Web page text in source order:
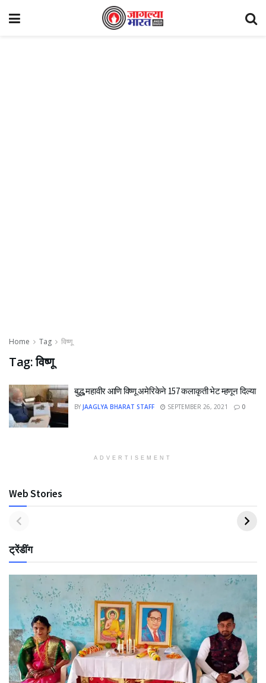
Home Tag विष्णू
Tag:विष्णू
बुद्ध,महावीर आणि विष्णू अमेरिकेने 157 कलाकृती भेट म्हणून दिल्या
BY JAAGLYA BHARAT STAFF SEPTEMBER 26, 2021 0
ADVERTISEMENT
Web Stories
ट्रेंडींग